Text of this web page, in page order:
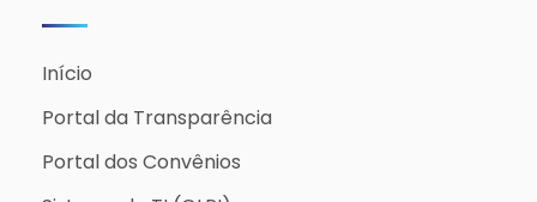
Início
Portal da Transparência
Portal dos Convênios